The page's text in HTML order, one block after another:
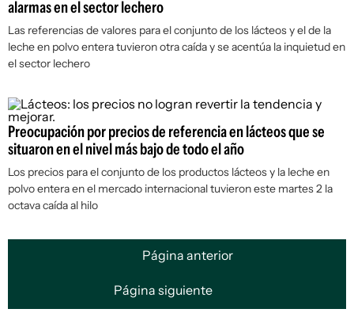
alarmas en el sector lechero
Las referencias de valores para el conjunto de los lácteos y el de la
leche en polvo entera tuvieron otra caída y se acentúa la inquietud en
el sector lechero
Preocupación por precios de referencia en lácteos que se
situaron en el nivel más bajo de todo el año
Los precios para el conjunto de los productos lácteos y la leche en
polvo entera en el mercado internacional tuvieron este martes 2 la
octava caída al hilo
Página anterior
Página siguiente